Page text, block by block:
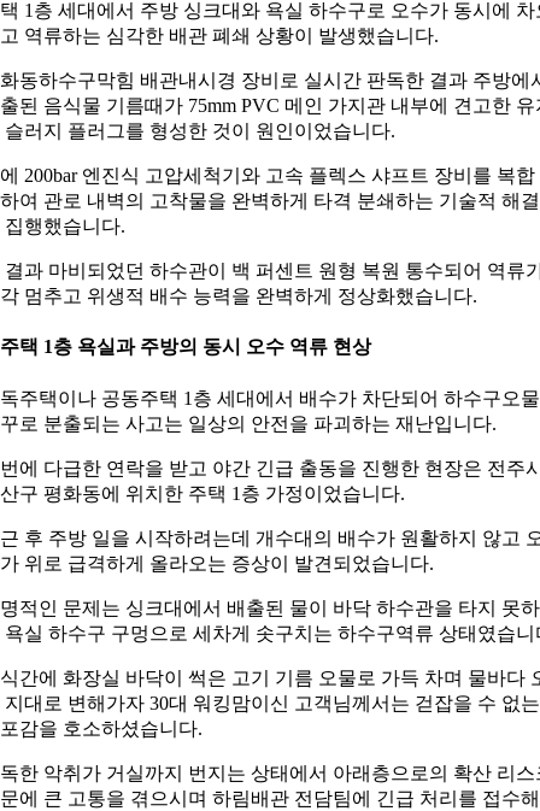
1층 세대에서 주방 싱크대와 욕실 하수구로 오수가 동시에 차
역류하는 심각한 배관 폐쇄 상황이 발생했습니다.
동하수구막힘 배관내시경 장비로 실시간 판독한 결과 주방에
된 음식물 기름때가 75mm PVC 메인 가지관 내부에 견고한 유
슬러지 플러그를 형성한 것이 원인이었습니다.
200bar 엔진식 고압세척기와 고속 플렉스 샤프트 장비를 복합
여 관로 내벽의 고착물을 완벽하게 타격 분쇄하는 기술적 해
집행했습니다.
결과 마비되었던 하수관이 백 퍼센트 원형 복원 통수되어 역류
멈추고 위생적 배수 능력을 완벽하게 정상화했습니다.
택 1층 욕실과 주방의 동시 오수 역류 현상
주택이나 공동주택 1층 세대에서 배수가 차단되어 하수구오
로 분출되는 사고는 일상의 안전을 파괴하는 재난입니다.
에 다급한 연락을 받고 야간 긴급 출동을 진행한 현장은 전주
구 평화동에 위치한 주택 1층 가정이었습니다.
후 주방 일을 시작하려는데 개수대의 배수가 원활하지 않고
위로 급격하게 올라오는 증상이 발견되었습니다.
적인 문제는 싱크대에서 배출된 물이 바닥 하수관을 타지 못
욕실 하수구 구멍으로 세차게 솟구치는 하수구역류 상태였습니
간에 화장실 바닥이 썩은 고기 기름 오물로 가득 차며 물바다
지대로 변해가자 30대 워킹맘이신 고객님께서는 걷잡을 수 없는
감을 호소하셨습니다.
한 악취가 거실까지 번지는 상태에서 아래층으로의 확산 리스
에 큰 고통을 겪으시며 하림배관 전담팀에 긴급 처리를 접수해